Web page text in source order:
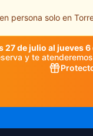
persona solo en
de julio al jueves 6
y te atenderemos